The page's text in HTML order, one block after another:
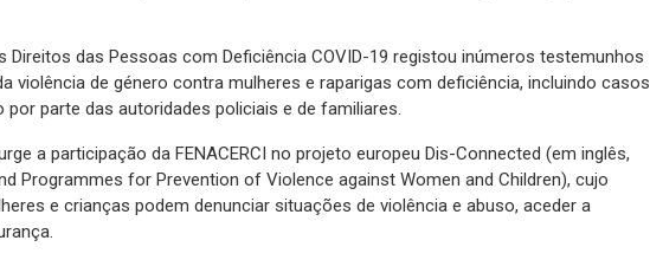
Direitos das Pessoas com Deficiência COVID-19 registou inúmeros testemunhos
violência de género contra mulheres e raparigas com deficiência, incluindo casos
parte das autoridades policiais e de familiares.
a participação da FENACERCI no projeto europeu Dis-Connected (em inglês,
Programmes for Prevention of Violence against Women and Children), cujo
e crianças podem denunciar situações de violência e abuso, aceder a